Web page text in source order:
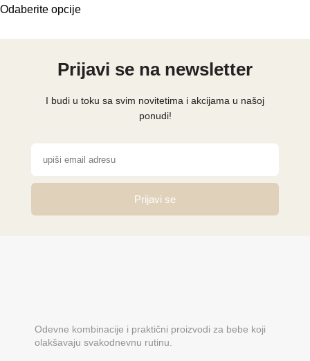
Odaberite opcije
Prijavi se na newsletter
I budi u toku sa svim novitetima i akcijama u našoj
ponudi!
Prijavi se
Odevne kombinacije i praktični proizvodi za bebe koji
olakšavaju svakodnevnu rutinu.